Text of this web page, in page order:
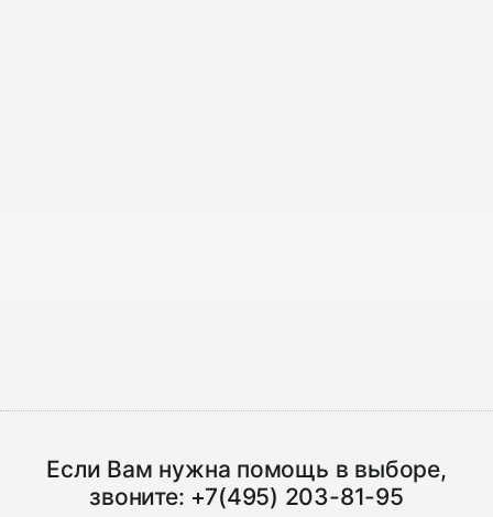
Если Вам нужна помощь в выборе,
звоните: +7(495) 203-81-95